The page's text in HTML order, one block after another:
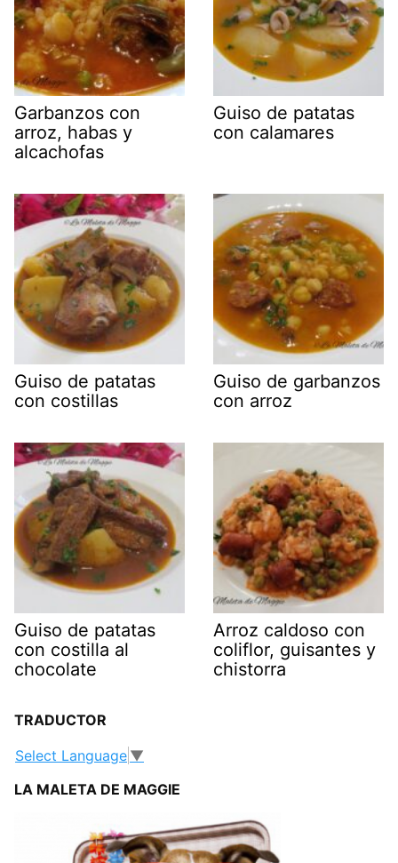
Garbanzos con
arroz, habas y
alcachofas
Guiso de patatas
con calamares
Guiso de patatas
con costillas
Guiso de garbanzos
con arroz
Guiso de patatas
con costilla al
chocolate
Arroz caldoso con
coliflor, guisantes y
chistorra
TRADUCTOR
Select Language ▼
LA MALETA DE MAGGIE